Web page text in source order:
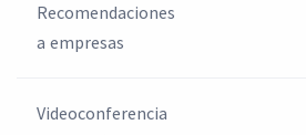
Recomendaciones
a empresas
Videoconferencia